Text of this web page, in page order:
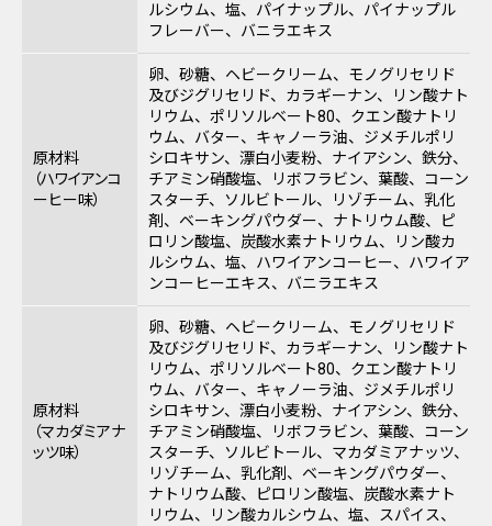
ルシウム、塩、パイナップル、パイナップル
フレーバー、バニラエキス
原材料
（ハワイアンコ
ーヒー味）
卵、砂糖、ヘビークリーム、モノグリセリド
及びジグリセリド、カラギーナン、リン酸ナト
リウム、ポリソルベート80、クエン酸ナトリ
ウム、バター、キャノーラ油、ジメチルポリ
シロキサン、漂白小麦粉、ナイアシン、鉄分、
チアミン硝酸塩、リボフラビン、葉酸、コーン
スターチ、ソルビトール、リゾチーム、乳化
剤、ベーキングパウダー、ナトリウム酸、ピ
ロリン酸塩、炭酸水素ナトリウム、リン酸カ
ルシウム、塩、ハワイアンコーヒー、ハワイア
ンコーヒーエキス、バニラエキス
原材料
（マカダミアナ
ッツ味）
卵、砂糖、ヘビークリーム、モノグリセリド
及びジグリセリド、カラギーナン、リン酸ナト
リウム、ポリソルベート80、クエン酸ナトリ
ウム、バター、キャノーラ油、ジメチルポリ
シロキサン、漂白小麦粉、ナイアシン、鉄分、
チアミン硝酸塩、リボフラビン、葉酸、コーン
スターチ、ソルビトール、マカダミアナッツ、
リゾチーム、乳化剤、ベーキングパウダー、
ナトリウム酸、ピロリン酸塩、炭酸水素ナト
リウム、リン酸カルシウム、塩、スパイス、